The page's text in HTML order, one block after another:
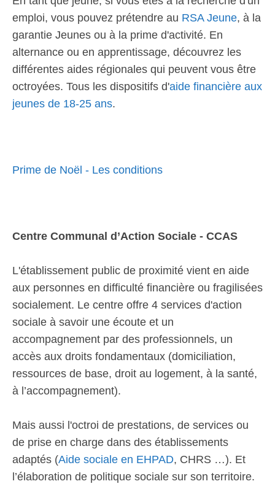
emploi, vous pouvez prétendre au RSA Jeune, à la
garantie Jeunes ou à la prime d'activité. En
alternance ou en apprentissage, découvrez les
différentes aides régionales qui peuvent vous être
octroyées. Tous les dispositifs d'aide financière aux
jeunes de 18-25 ans.
Prime de Noël - Les conditions
Centre Communal d’Action Sociale - CCAS
L'établissement public de proximité vient en aide
aux personnes en difficulté financière ou fragilisées
socialement. Le centre offre 4 services d'action
sociale à savoir une écoute et un
accompagnement par des professionnels, un
accès aux droits fondamentaux (domiciliation,
ressources de base, droit au logement, à la santé,
à l’accompagnement).
Mais aussi l'octroi de prestations, de services ou
de prise en charge dans des établissements
adaptés (Aide sociale en EHPAD, CHRS …). Et
l’élaboration de politique sociale sur son territoire.